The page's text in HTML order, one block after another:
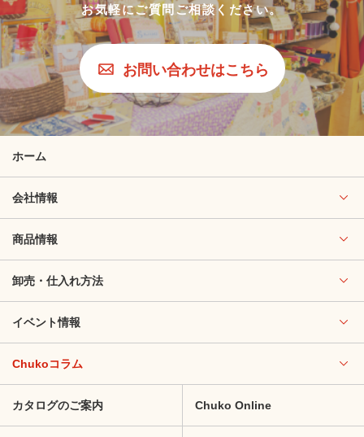
お気軽にご質問ご相談ください。
お問い合わせはこちら
ホーム
会社情報
商品情報
卸売・仕入れ方法
イベント情報
Chukoコラム
カタログのご案内 Chuko Online